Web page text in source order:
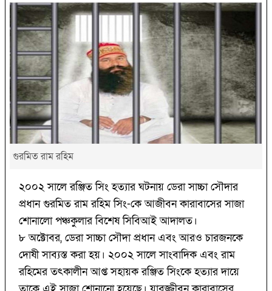
গুরমিত রাম রহিম
২০০২ সালে রঞ্জিত সিং হত্যার ঘটনায় ডেরা সাচ্চা সৌদার
প্রধান গুরমিত রাম রহিম সিং-কে আজীবন কারাবাসের সাজা
শোনালো পঞ্চকুলার বিশেষ সিবিআই আদালত।
৮ অক্টোবর, ডেরা সাচ্চা সৌদা প্রধান এবং আরও চারজনকে
দোষী সাব্যস্ত করা হয়। ২০০২ সালে সাংবাদিক এবং রাম
রহিমের তৎকালীন আপ্ত সহায়ক রঞ্জিত সিংকে হত্যার দায়ে